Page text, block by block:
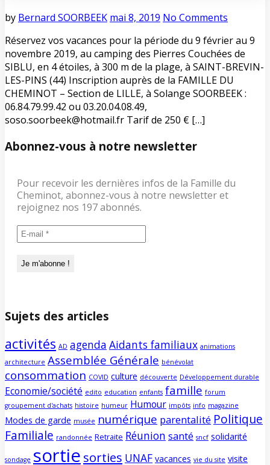
by Bernard SOORBEEK mai 8, 2019 No Comments
Réservez vos vacances pour la période du 9 février au 9
novembre 2019, au camping des Pierres Couchées de
SIBLU, en 4 étoiles, à 300 m de la plage, à SAINT-BREVIN-
LES-PINS (44) Inscription auprès de la FAMILLE DU
CHEMINOT – Section de LILLE, à Solange SOORBEEK :
06.84.79.99.42 ou 03.20.04.08.49,
soso.soorbeek@hotmail.fr Tarif de 250 € […]
Abonnez-vous à notre newsletter
Pour recevoir les dernières infos de la Famille du
Cheminot, abonnez-vous à notre newsletter et
rejoignez nos 197 abonnés.
Sujets des articles
activités AD agenda Aidants familiaux animations
architecture Assemblée Générale bénévolat
consommation COVID culture découverte Développement durable
Economie/société edito education enfants famille forum
groupement d'achats histoire humeur Humour impôts info magazine
Modes de garde musée numérique parentalité Politique
Familiale randonnée Retraite Réunion santé sncf solidarité
sondage sortie sorties UNAF vacances vie du site visite